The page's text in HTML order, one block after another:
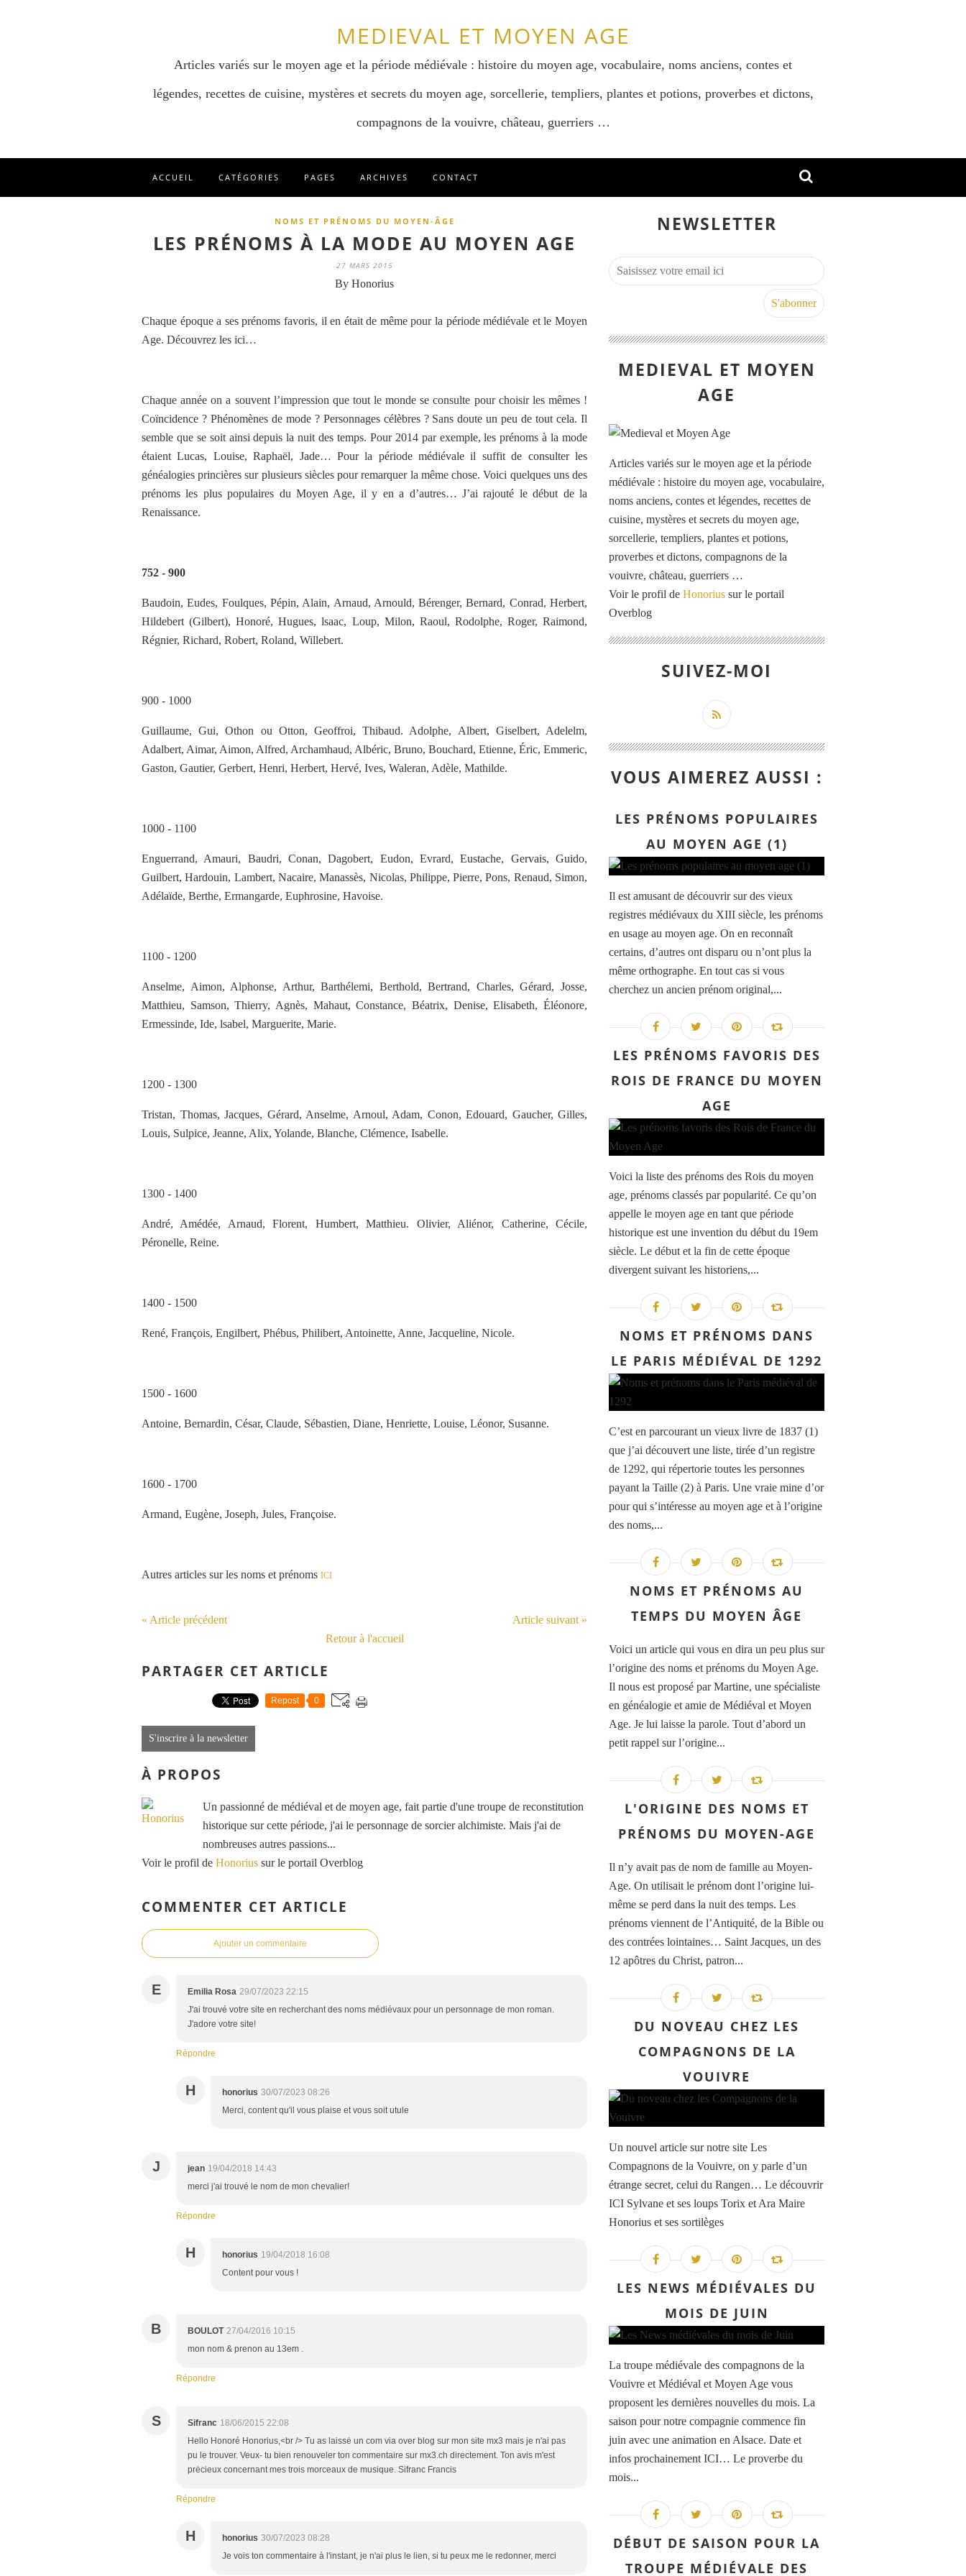
MEDIEVAL ET MOYEN AGE
Articles variés sur le moyen age et la période médiévale : histoire du moyen age, vocabulaire, noms anciens, contes et
légendes, recettes de cuisine, mystères et secrets du moyen age, sorcellerie, templiers, plantes et potions, proverbes et dictons,
compagnons de la vouivre, château, guerriers …
ACCUEIL CATÉGORIES PAGES ARCHIVES CONTACT
NOMS ET PRÉNOMS DU MOYEN-ÂGE
LES PRÉNOMS À LA MODE AU MOYEN AGE
27 MARS 2015
By Honorius
Chaque époque a ses prénoms favoris, il en était de même pour la période médiévale et le Moyen
Age. Découvrez les ici…
Chaque année on a souvent l’impression que tout le monde se consulte pour choisir les mêmes !
Coïncidence ? Phénomènes de mode ? Personnages célèbres ? Sans doute un peu de tout cela. Il
semble que se soit ainsi depuis la nuit des temps. Pour 2014 par exemple, les prénoms à la mode
étaient Lucas, Louise, Raphaël, Jade… Pour la période médiévale il suffit de consulter les
généalogies princières sur plusieurs siècles pour remarquer la même chose. Voici quelques uns des
prénoms les plus populaires du Moyen Age, il y en a d’autres… J’ai rajouté le début de la
Renaissance.
752 - 900
Baudoin, Eudes, Foulques, Pépin, Alain, Arnaud, Arnould, Bérenger, Bernard, Conrad, Herbert,
Hildebert (Gilbert), Honoré, Hugues, lsaac, Loup, Milon, Raoul, Rodolphe, Roger, Raimond,
Régnier, Richard, Robert, Roland, Willebert.
900 - 1000
Guillaume, Gui, Othon ou Otton, Geoffroi, Thibaud. Adolphe, Albert, Giselbert, Adelelm,
Adalbert, Aimar, Aimon, Alfred, Archamhaud, Albéric, Bruno, Bouchard, Etienne, Éric, Emmeric,
Gaston, Gautier, Gerbert, Henri, Herbert, Hervé, Ives, Waleran, Adèle, Mathilde.
1000 - 1100
Enguerrand, Amauri, Baudri, Conan, Dagobert, Eudon, Evrard, Eustache, Gervais, Guido,
Guilbert, Hardouin, Lambert, Nacaire, Manassès, Nicolas, Philippe, Pierre, Pons, Renaud, Simon,
Adélaïde, Berthe, Ermangarde, Euphrosine, Havoise.
1100 - 1200
Anselme, Aimon, Alphonse, Arthur, Barthélemi, Berthold, Bertrand, Charles, Gérard, Josse,
Matthieu, Samson, Thierry, Agnès, Mahaut, Constance, Béatrix, Denise, Elisabeth, Éléonore,
Ermessinde, Ide, lsabel, Marguerite, Marie.
1200 - 1300
Tristan, Thomas, Jacques, Gérard, Anselme, Arnoul, Adam, Conon, Edouard, Gaucher, Gilles,
Louis, Sulpice, Jeanne, Alix, Yolande, Blanche, Clémence, Isabelle.
1300 - 1400
André, Amédée, Arnaud, Florent, Humbert, Matthieu. Olivier, Aliénor, Catherine, Cécile,
Péronelle, Reine.
1400 - 1500
René, François, Engilbert, Phébus, Philibert, Antoinette, Anne, Jacqueline, Nicole.
1500 - 1600
Antoine, Bernardin, César, Claude, Sébastien, Diane, Henriette, Louise, Léonor, Susanne.
1600 - 1700
Armand, Eugène, Joseph, Jules, Françoise.
Autres articles sur les noms et prénoms ICI
« Article précédent
Article suivant »
Retour à l'accueil
PARTAGER CET ARTICLE
Repost 0
S'inscrire à la newsletter
À PROPOS
Un passionné de médiéval et de moyen age, fait partie d'une troupe de reconstitution
historique sur cette période, j'ai le personnage de sorcier alchimiste. Mais j'ai de
nombreuses autres passions...
Voir le profil de Honorius sur le portail Overblog
COMMENTER CET ARTICLE
Ajouter un commentaire
E Emilia Rosa 29/07/2023 22:15
J'ai trouvé votre site en recherchant des noms médiévaux pour un personnage de mon roman.
J'adore votre site!
Répondre
H honorius 30/07/2023 08:26
Merci, content qu'il vous plaise et vous soit utule
J jean 19/04/2018 14:43
merci j'ai trouvé le nom de mon chevalier!
Répondre
H honorius 19/04/2018 16:08
Content pour vous !
B BOULOT 27/04/2016 10:15
mon nom & prenon au 13em .
Répondre
S Sifranc 18/06/2015 22:08
Hello Honoré Honorius,<br /> Tu as laissė un com via over blog sur mon site mx3 mais je n'ai pas
pu le trouver. Veux- tu bien renouveler ton commentaire sur mx3.ch directement. Ton avis m'est
prėcieux concernant mes trois morceaux de musique. Sifranc Francis
Répondre
H honorius 30/07/2023 08:28
Je vois ton commentaire à l'instant, je n'ai plus le lien, si tu peux me le redonner, merci
NEWSLETTER
MEDIEVAL ET MOYEN
AGE
Articles variés sur le moyen age et la période
médiévale : histoire du moyen age, vocabulaire,
noms anciens, contes et légendes, recettes de
cuisine, mystères et secrets du moyen age,
sorcellerie, templiers, plantes et potions,
proverbes et dictons, compagnons de la
vouivre, château, guerriers …
Voir le profil de Honorius sur le portail
Overblog
SUIVEZ-MOI
VOUS AIMEREZ AUSSI :
LES PRÉNOMS POPULAIRES
AU MOYEN AGE (1)
Il est amusant de découvrir sur des vieux
registres médiévaux du XIII siècle, les prénoms
en usage au moyen age. On en reconnaît
certains, d’autres ont disparu ou n’ont plus la
même orthographe. En tout cas si vous
cherchez un ancien prénom original,...
LES PRÉNOMS FAVORIS DES
ROIS DE FRANCE DU MOYEN
AGE
Voici la liste des prénoms des Rois du moyen
age, prénoms classés par popularité. Ce qu’on
appelle le moyen age en tant que période
historique est une invention du début du 19em
siècle. Le début et la fin de cette époque
divergent suivant les historiens,...
NOMS ET PRÉNOMS DANS
LE PARIS MÉDIÉVAL DE 1292
C’est en parcourant un vieux livre de 1837 (1)
que j’ai découvert une liste, tirée d’un registre
de 1292, qui répertorie toutes les personnes
payant la Taille (2) à Paris. Une vraie mine d’or
pour qui s’intéresse au moyen age et à l’origine
des noms,...
NOMS ET PRÉNOMS AU
TEMPS DU MOYEN ÂGE
Voici un article qui vous en dira un peu plus sur
l’origine des noms et prénoms du Moyen Age.
Il nous est proposé par Martine, une spécialiste
en généalogie et amie de Médiéval et Moyen
Age. Je lui laisse la parole. Tout d’abord un
petit rappel sur l’origine...
L'ORIGINE DES NOMS ET
PRÉNOMS DU MOYEN-AGE
Il n’y avait pas de nom de famille au Moyen-
Age. On utilisait le prénom dont l’origine lui-
même se perd dans la nuit des temps. Les
prénoms viennent de l’Antiquité, de la Bible ou
des contrées lointaines… Saint Jacques, un des
12 apôtres du Christ, patron...
DU NOVEAU CHEZ LES
COMPAGNONS DE LA
VOUIVRE
Un nouvel article sur notre site Les
Compagnons de la Vouivre, on y parle d’un
étrange secret, celui du Rangen… Le découvrir
ICI Sylvane et ses loups Torix et Ara Maire
Honorius et ses sortilèges
LES NEWS MÉDIÉVALES DU
MOIS DE JUIN
La troupe médiévale des compagnons de la
Vouivre et Médiéval et Moyen Age vous
proposent les dernières nouvelles du mois. La
saison pour notre compagnie commence fin
juin avec une animation en Alsace. Date et
infos prochainement ICI… Le proverbe du
mois...
DÉBUT DE SAISON POUR LA
TROUPE MÉDIÉVALE DES